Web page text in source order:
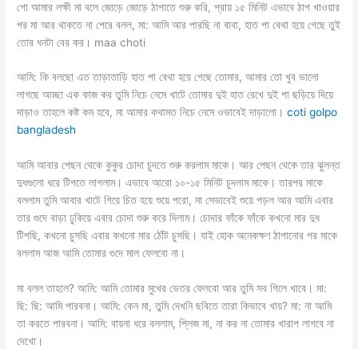
গো আমার লক্ষী মা বলে জোড়ে জোড়ে ঠাপাতে শুরু করি, প্রায় ১৫ মিনিট এভাবে ঠাপ খাওয়ার
পর মা আর থাকতে না পেরে বলল, মা: আমি আর পারছি না বাবা, হাত পা বেথা হয়ে গেছে তুই
তোর ধনটা বের কর। maa choti
আমি: কি বলছো এত তাড়াতাড়ি হাত পা বেথা হয়ে গেছে তোমার, আমার তো খুব ভালো
লাগছে আচ্ছা এক কাজ কর তুমি নিচে নেমে খাটে তোমার দুই হাত রেখে দুই পা ছড়িয়ে দিয়ে
দাড়াও তাহলে কষ্ট কম হবে, মা আমার কথামত নিচে নেমে ওভাবেই দাড়ালো।coti golpo
bangladesh
আমি আবার পেছন থেকে কুকুর চোদা চুদতে শুরু করলাম মাকে। আর পেছন থেকে তার ঝুলন্ত
দুধগুলো ধরে টিপতে লাগলাম। এভাবে আরো ১০-১৫ মিনিট চুদলাম মাকে। তারপর মাকে
বললাম তুমি আবার খাটে গিয়ে চিত হয়ে শুয়ে পরো, মা সেভাবেই শুয়ে পড়ল আর আমি এবার
তার গুদে বাড়া ঢুকিয়ে এবার চোদা শুরু করে দিলাম। চোদার ফাঁকে ফাঁকে কখনো মার দুধ
টিপছি, কখনো চুসছি এবার কখনো মার ঠোঁট চুসছি। যাই হোক অনেকক্ষণ ঠাপানোর পর মাকে
বললাম আজ আমি তোমার গুদে মাল ফেলবো না।
মা বলল তাহলে? আমি: আমি তোমার মুখের ভেতর ফেলবো আর তুমি সব গিলে খাবে। মা:
ছি: ছি: আমি পারবনা। আমি: কেন মা, তুমি দেখনি ছবিতে তারা কিভাবে খায়? মা: না আমি
তা করতে পারবনা। আমি: বায়না ধরে বললাম, প্লিজ মা, না কর না তোমার খারাপ লাগবে না
দেখো।